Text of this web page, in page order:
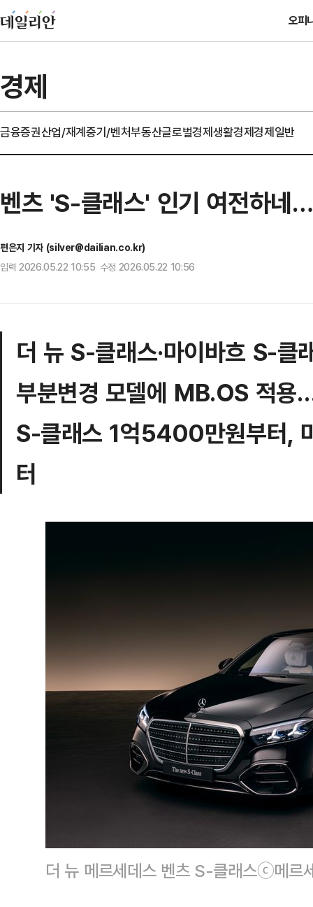
오피
경제
금융증권산업/재계중기/벤처부동산글로벌경제생활경제경제일반
벤츠 'S-클래스' 인기 여전하
편은지 기자 (silver@dailian.co.kr)
입력 2026.05.22 10:55 수정 2026.05.22 10:56
더 뉴 S-클래스·마이바흐 S-
부분변경 모델에 MB.OS 적용
S-클래스 1억5400만원부터,
터
더 뉴 메르세데스 벤츠 S-클래스ⓒ메르